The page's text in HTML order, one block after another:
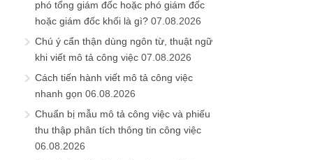
phó tổng giám đốc hoặc phó giám đốc
hoặc giám đốc khối là gì? 07.08.2026
Chú ý cẩn thận dùng ngôn từ, thuật ngữ
khi viết mô tả công việc 07.08.2026
Cách tiến hành viết mô tả công việc
nhanh gọn 06.08.2026
Chuẩn bị mẫu mô tả công việc và phiếu
thu thập phân tích thông tin công việc
06.08.2026